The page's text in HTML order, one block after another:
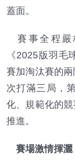
蓋面。
賽事全程嚴
《2025版羽毛
賽加淘汰賽的
次打滿三局，
化、規範化的
推進。
賽場激情揮灑